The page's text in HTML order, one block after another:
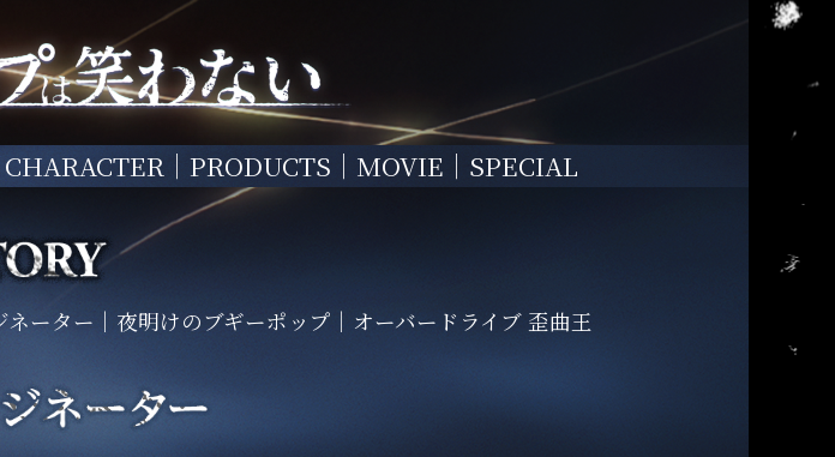
CHARACTER PRODUCTS MOVIE SPECIAL
ネーター 夜明けのブギーポップ オーバードライブ 歪曲王